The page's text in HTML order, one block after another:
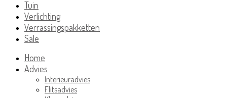
Tuin
Verlichting
Verrassingspakketten
Sale
Home
Advies
Interieuradvies
Flitsadvies